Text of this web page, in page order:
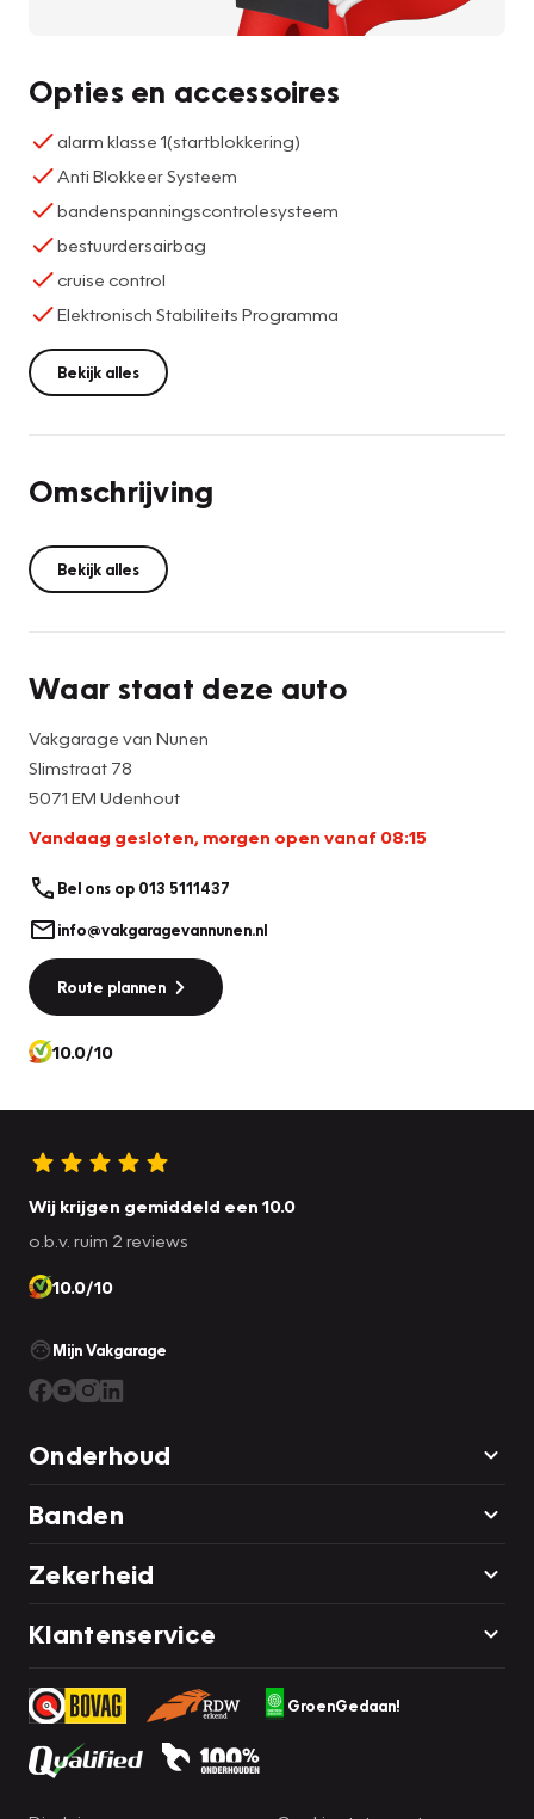
Opties en accessoires
alarm klasse 1(startblokkering)
Anti Blokkeer Systeem
bandenspanningscontrolesysteem
bestuurdersairbag
cruise control
Elektronisch Stabiliteits Programma
Bekijk alles
Omschrijving
Bekijk alles
Waar staat deze auto
Vakgarage van Nunen
Slimstraat 78
5071 EM Udenhout
Vandaag gesloten, morgen open vanaf 08:15
Bel ons op 013 5111437
info@vakgaragevannunen.nl
Route plannen
10.0/10
Wij krijgen gemiddeld een 10.0
o.b.v. ruim 2 reviews
10.0/10
Mijn Vakgarage
Onderhoud
Banden
Zekerheid
Klantenservice
GroenGedaan!